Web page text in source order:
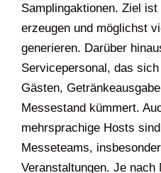
Samplingaktionen. Ziel
erzeugen und möglichst
generieren. Darüber
Servicepersonal, das
Gästen,
Messestand kümmert.
mehrsprachige Hosts
Messeteams,
Veranstaltungen. Je nach